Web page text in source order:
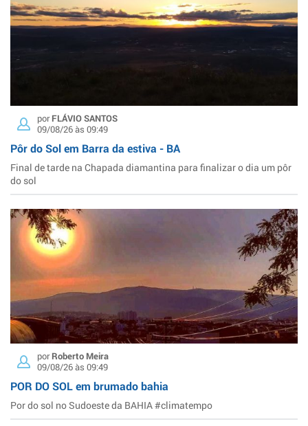
porFLÁVIO SANTOS
09/08/26 às 09:49
Pôr do Sol em Barra da estiva - BA
Final de tarde na Chapada diamantina para finalizar o dia um pôr
do sol
porRoberto Meira
09/08/26 às 09:49
POR DO SOL em brumado bahia
Por do sol no Sudoeste da BAHIA #climatempo